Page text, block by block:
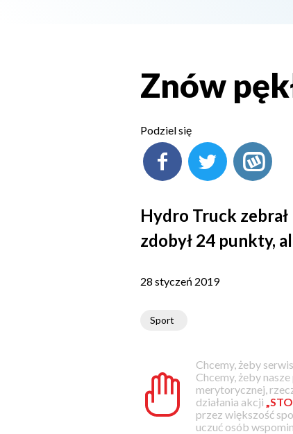
Znów
Podziel się
Hydro Truck
zdobył 24 punkty,
28 styczeń 2019
Sport
Chcemy, żeby
Chcemy, żeby
merytorycznej,
działania akcji
przez większość
uczuć osób